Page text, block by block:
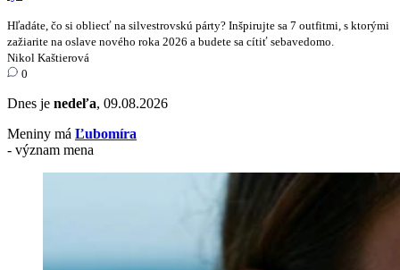
Hľadáte, čo si obliecť na silvestrovskú párty? Inšpirujte sa 7 outfitmi, s ktorými
zažiarite na oslave nového roka 2026 a budete sa cítiť sebavedomo.
Nikol Kaštierová
0
Dnes je nedeľa, 09.08.2026
Meniny má Ľubomíra
- význam mena